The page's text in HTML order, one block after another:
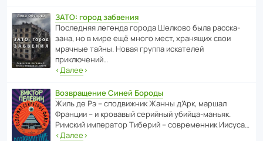
ЗАТО: город забвения
После­дняя легенда города Шелково была расска­
зана, но в мире ещё много мест, хранящих свои
мрачные тайны. Новая группа иска­телей
приключений…
‹Далее›
Возвращение Синей Бороды
Жиль де Рэ – спод­ви­жник Жанны д’Арк, маршал
Франции – и кровавый серийный убийца-маньяк.
Римский импе­ратор Тиберий – совре­менник Иисуса…
‹Далее›